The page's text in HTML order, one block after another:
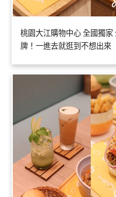
桃園大江購物中心 全國獨
牌！一進去就逛到不想出來